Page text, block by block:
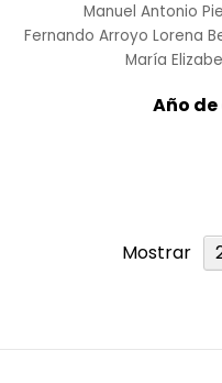
Manuel Antonio
Fernando Arroyo Lorena
María
Año
Mostrar